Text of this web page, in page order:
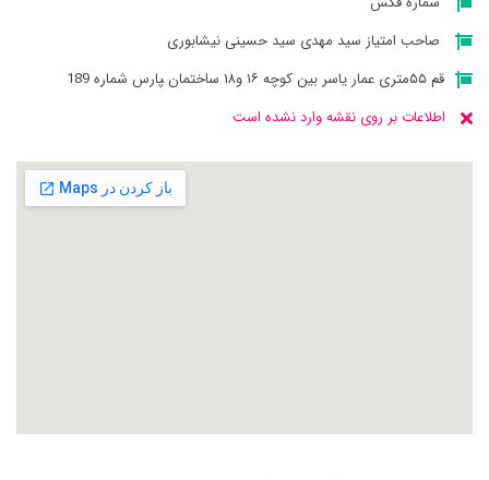
صاحب امتیاز سید مهدی سید حسینی نیشابوری
قم ۵۵متری عمار یاسر بین کوچه ۱۶ و۱۸ ساختمان ‍‍‍‍‍‍‍‍‍‍‍پارس شماره 189
اطلاعات بر روی نقشه وارد نشده است